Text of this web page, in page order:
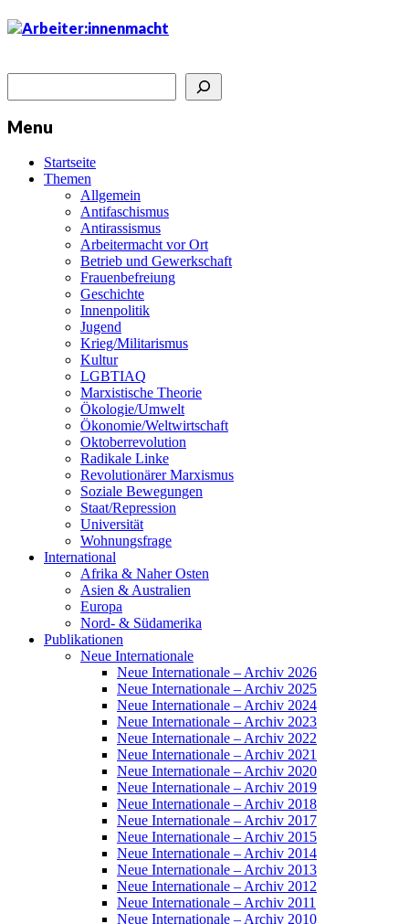
Menu
Startseite
Themen
Allgemein
Antifaschismus
Antirassismus
Arbeitermacht vor Ort
Betrieb und Gewerkschaft
Frauenbefreiung
Geschichte
Innenpolitik
Jugend
Krieg/Militarismus
Kultur
LGBTIAQ
Marxistische Theorie
Ökologie/Umwelt
Ökonomie/Weltwirtschaft
Oktoberrevolution
Radikale Linke
Revolutionärer Marxismus
Soziale Bewegungen
Staat/Repression
Universität
Wohnungsfrage
International
Afrika & Naher Osten
Asien & Australien
Europa
Nord- & Südamerika
Publikationen
Neue Internationale
Neue Internationale – Archiv 2026
Neue Internationale – Archiv 2025
Neue Internationale – Archiv 2024
Neue Internationale – Archiv 2023
Neue Internationale – Archiv 2022
Neue Internationale – Archiv 2021
Neue Internationale – Archiv 2020
Neue Internationale – Archiv 2019
Neue Internationale – Archiv 2018
Neue Internationale – Archiv 2017
Neue Internationale – Archiv 2015
Neue Internationale – Archiv 2014
Neue Internationale – Archiv 2013
Neue Internationale – Archiv 2012
Neue Internationale – Archiv 2011
Neue Internationale – Archiv 2010